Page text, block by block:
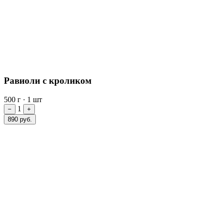
Равиоли с кроликом
500 г · 1 шт
− 1
+
890 руб.